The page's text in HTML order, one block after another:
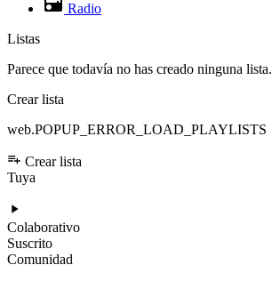
Radio
Listas
Parece que todavía no has creado ninguna lista.
Crear lista
web.POPUP_ERROR_LOAD_PLAYLISTS
Crear lista
Tuya
Colaborativo
Suscrito
Comunidad